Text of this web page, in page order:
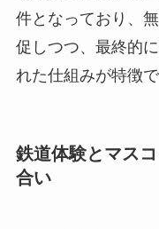
件となっており、
促しつつ、最終的
れた仕組みが特徴で
鉄道体験とマス
合い